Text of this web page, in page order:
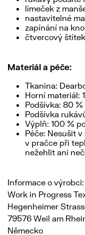
límeček z
nastavitelné
zapínání na
čtvercový
Materiál a péče:
Tkanina:
Horní materiál:
Podšívka: 80
Podšívka
Výplň: 100 %
Péče: Nesušit
v pračce při
nežehlit ani
Informace o výrobci:
Work in Progress
Hegenheimer
79576 Weil am
Německo